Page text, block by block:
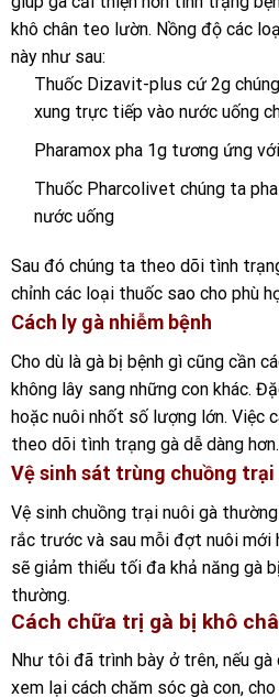
khô chân teo lườn. Nồng độ các
này như sau:
Thuốc Dizavit-plus cứ 2g
xung trực tiếp vào nước uống
Pharamox pha 1g tương ứng
Thuốc Pharcolivet chúng ta
nước uống
Sau đó chúng ta theo dõi tình
chỉnh các loại thuốc sao cho phù
Cách ly gà nhiễm bệnh
Cho dù là gà bị bệnh gì cũng cần
không lây sang những con khác.
hoặc nuôi nhốt số lượng lớn. Việc
theo dõi tình trạng gà dễ dàng hơn.
Vệ sinh sát trùng chuồng trại
Vệ sinh chuồng trại nuôi gà
rắc trước và sau mỗi đợt nuôi mới
sẽ giảm thiểu tối đa khả năng gà
thường.
Cách chữa trị gà bị khô
Như tôi đã trình bày ở trên, nếu
xem lại cách chăm sóc gà con,